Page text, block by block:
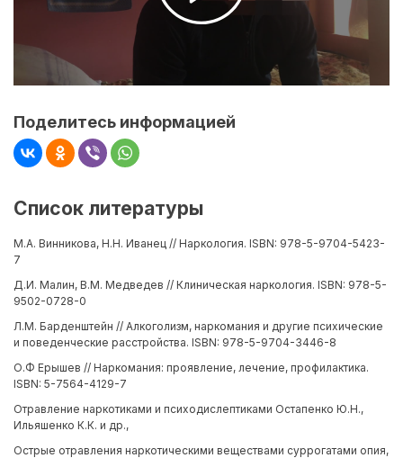
Поделитесь информацией
Список литературы
М.А. Винникова, Н.Н. Иванец // Наркология. ISBN: 978-5-9704-5423-
7
Д.И. Малин, В.М. Медведев // Клиническая наркология. ISBN: 978-5-
9502-0728-0
Л.М. Барденштейн // Алкоголизм, наркомания и другие психические
и поведенческие расстройства. ISBN: 978-5-9704-3446-8
О.Ф Ерышев // Наркомания: проявление, лечение, профилактика.
ISBN: 5-7564-4129-7
Отравление наркотиками и психодислептиками Остапенко Ю.Н.,
Ильяшенко К.К. и др.,
Острые отравления наркотическими веществами суррогатами опия,